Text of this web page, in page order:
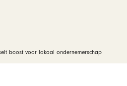
boost voor lokaal ondernemerschap